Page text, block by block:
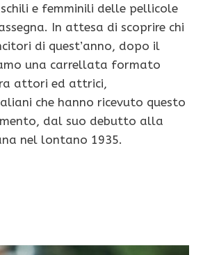
e femminili delle pellicole
In attesa di scoprire chi
di quest’anno, dopo il
una carrellata formato
attori ed attrici,
che hanno ricevuto questo
dal suo debutto alla
nel lontano 1935.